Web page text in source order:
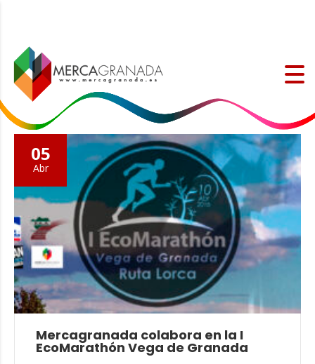
05
Abr
Mercagranada colabora en la I
EcoMarathón Vega de Granada